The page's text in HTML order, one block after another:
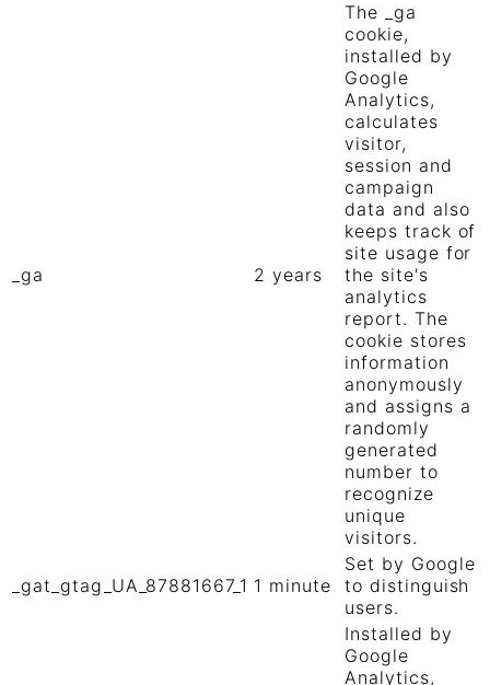
_ga 2 years
The _ga
cookie,
installed by
Google
Analytics,
calculates
visitor,
session and
campaign
data and also
keeps track of
site usage for
the site's
analytics
report. The
cookie stores
information
anonymously
and assigns a
randomly
generated
number to
recognize
unique
visitors.
_gat_gtag_UA_87881667_1 1 minute
Set by Google
to distinguish
users.
Installed by
Google
Analytics,